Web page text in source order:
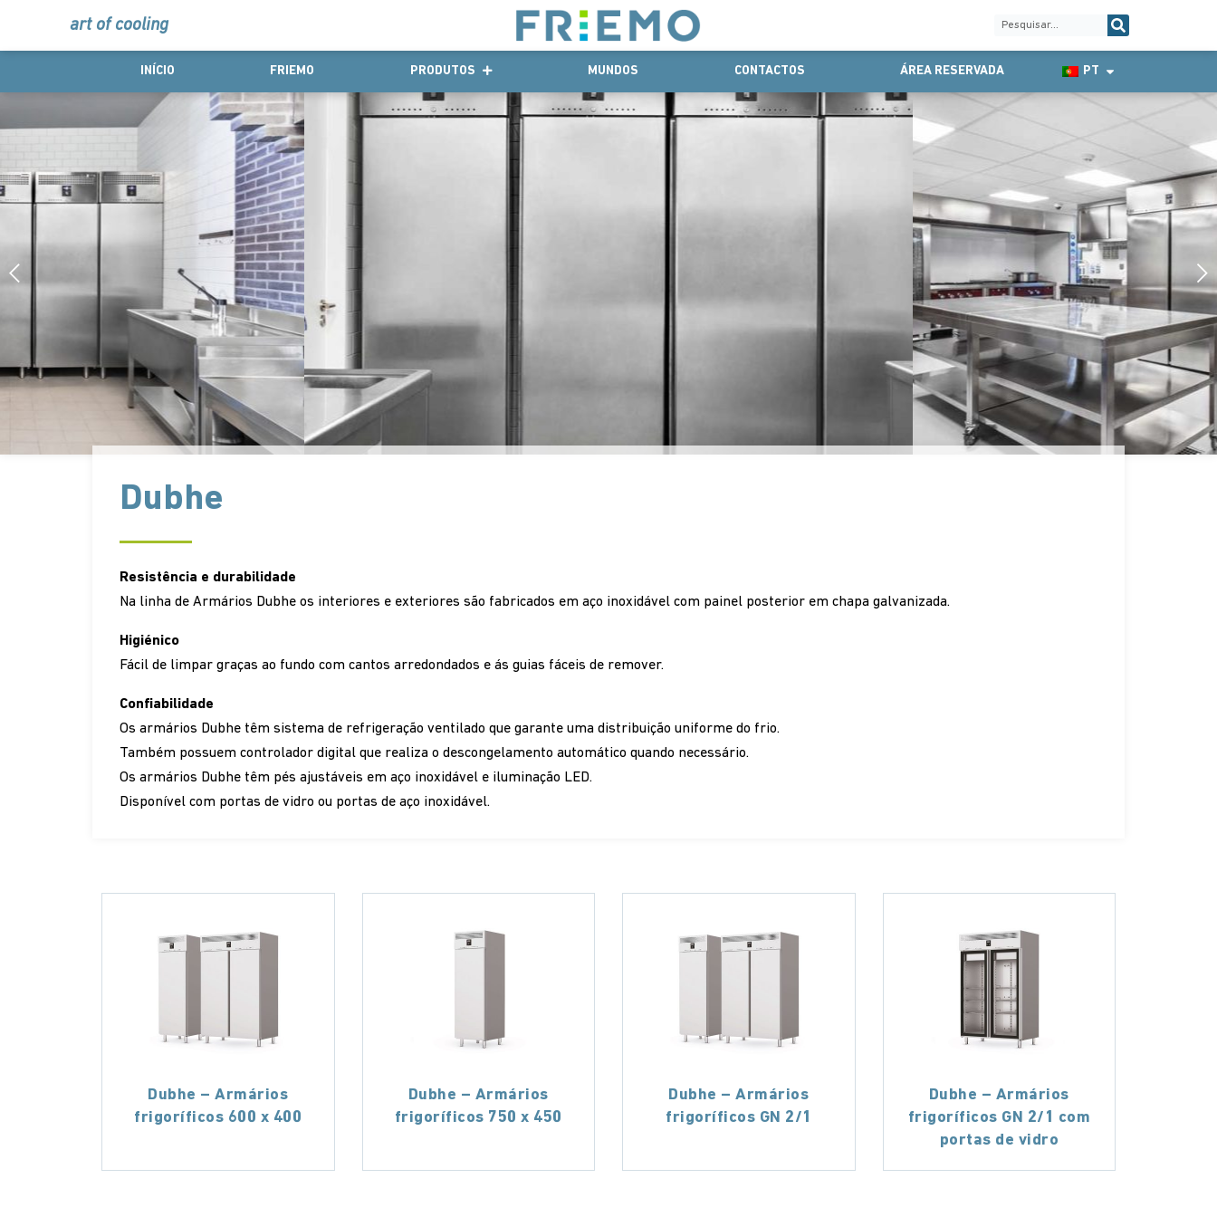
art of cooling
INÍCIO FRIEMO PRODUTOS MUNDOS CONTACTOS ÁREA RESERVADA PT
Dubhe
Resistência e durabilidade
Na linha de Armários Dubhe os interiores e exteriores são fabricados em aço inoxidável com painel posterior em chapa galvanizada.
Higiénico
Fácil de limpar graças ao fundo com cantos arredondados e ás guias fáceis de remover.
Confiabilidade
Os armários Dubhe têm sistema de refrigeração ventilado que garante uma distribuição uniforme do frio.
Também possuem controlador digital que realiza o descongelamento automático quando necessário.
Os armários Dubhe têm pés ajustáveis em aço inoxidável e iluminação LED.
Disponível com portas de vidro ou portas de aço inoxidável.
Dubhe – Armários
frigoríficos 600 x 400
Dubhe – Armários
frigoríficos 750 x 450
Dubhe – Armários
frigoríficos GN 2/1
Dubhe – Armários
frigoríficos GN 2/1 com
portas de vidro